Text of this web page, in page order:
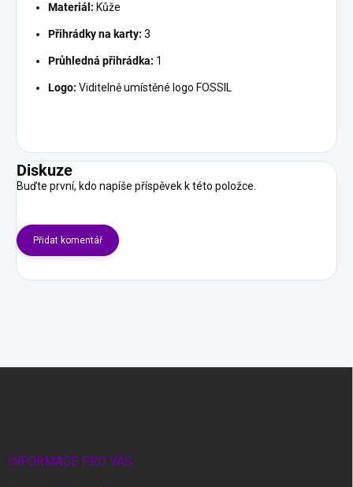
Materiál: Kůže
Přihrádky na karty: 3
Průhledná přihrádka: 1
Logo: Viditelně umístěné logo FOSSIL
Diskuze
Buďte první, kdo napíše příspěvek k této položce.
Přidat komentář
INFORMACE PRO VÁS